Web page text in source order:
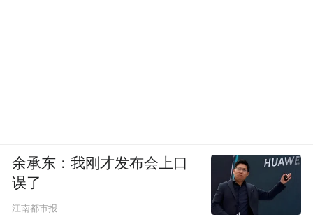
余承东：我刚才发布会上口
误了
江南都市报